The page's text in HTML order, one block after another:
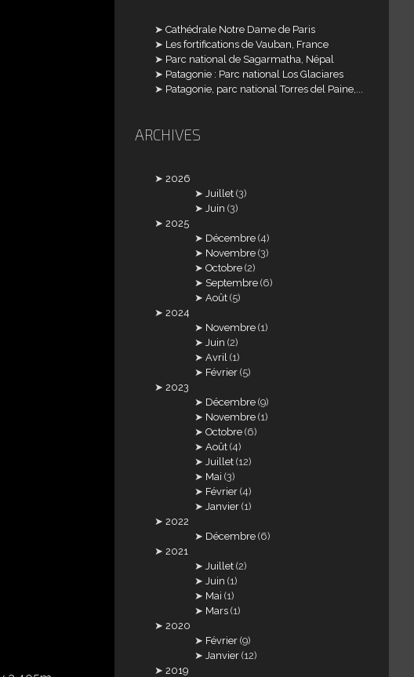
Cathédrale Notre Dame de Paris
Les fortifications de Vauban, France
Parc national de Sagarmatha, Népal
Patagonie : Parc national Los Glaciares
Patagonie, parc national Torres del Paine,...
ARCHIVES
2026
Juillet (3)
Juin (3)
2025
Décembre (4)
Novembre (3)
Octobre (2)
Septembre (6)
Août (5)
2024
Novembre (1)
Juin (2)
Avril (1)
Février (5)
2023
Décembre (9)
Novembre (1)
Octobre (6)
Août (4)
Juillet (12)
Mai (3)
Février (4)
Janvier (1)
2022
Décembre (6)
2021
Juillet (2)
Juin (1)
Mai (1)
Mars (1)
2020
Février (9)
Janvier (12)
2019